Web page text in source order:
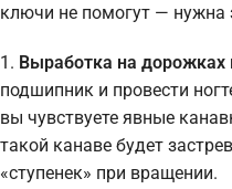
ключи не помогут — нужна
1. Выработка на дорожках
подшипник и провести
вы чувствуете явные
такой канаве будет
«ступенек» при вращении.